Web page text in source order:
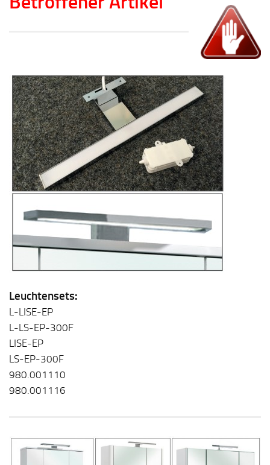
Leuchtensets:
L-LISE-EP
L-LS-EP-300F
LISE-EP
LS-EP-300F
980.001110
980.001116